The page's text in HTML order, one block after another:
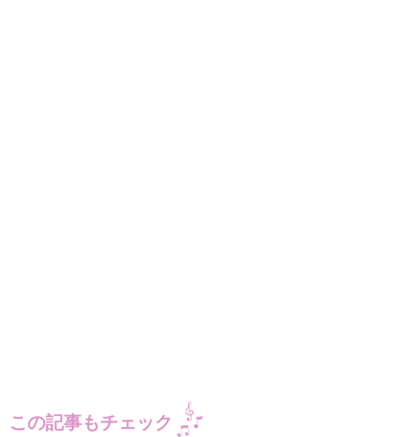
この記事もチェック